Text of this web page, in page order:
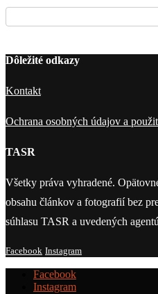
Dôležité odkazy
Kontakt
Ochrana osobných údajov a
TASR
Všetky práva vyhradené.
obsahu článkov a fotografií bez
súhlasu TASR a uvedených
Facebook Instagram
Facebook
Instagram